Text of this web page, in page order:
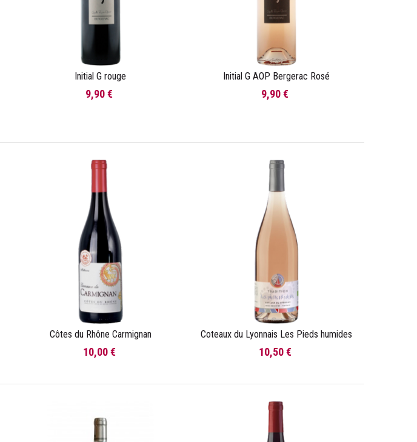
Ajouter au panier
Initial G rouge
9,90 €
Ajouter au panier
Initial G AOP Bergerac Rosé
9,90 €
Ajouter au panier
Côtes du Rhône Carmignan
10,00 €
Ajouter au panier
Coteaux du Lyonnais Les Pieds humides
10,50 €